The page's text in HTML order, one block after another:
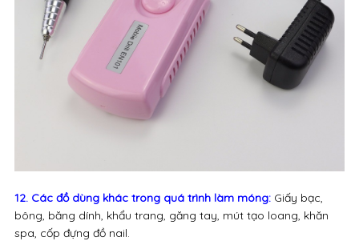
12. Các đồ dùng khác trong quá trình làm móng:Giấy bạc,
bông, băng dính, khẩu trang, găng tay, mút tạo loang, khăn
spa, cốp đựng đồ nail.